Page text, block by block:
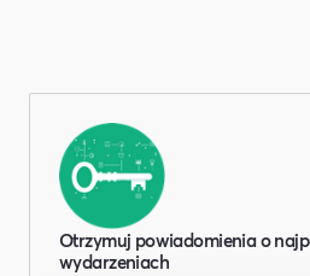
Otrzymuj powiadomienia o
wydarzeniach